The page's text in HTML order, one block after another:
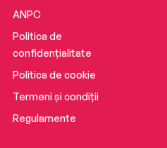
ANPC
Politica de
confidențialitate
Politica de cookie
Termeni și condiții
Regulamente